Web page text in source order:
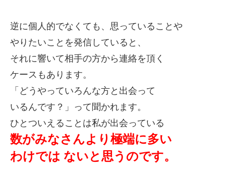
逆に個人的でなくても、思っていることや
やりたいことを発信していると、
それに響いて相手の方から連絡を頂く
ケースもあります。
「どうやっていろんな方と出会って
いるんです？」って聞かれます。
ひとついえることは私が出会っている
数がみなさんより極端に多い
わけでは ないと思うのです。